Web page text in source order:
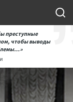
преступные
чтобы выводы